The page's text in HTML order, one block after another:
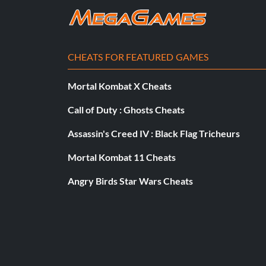
CHEATS FOR FEATURED GAMES
Mortal Kombat X Cheats
Call of Duty : Ghosts Cheats
Assassin's Creed IV : Black Flag Tricheurs
Mortal Kombat 11 Cheats
Angry Birds Star Wars Cheats